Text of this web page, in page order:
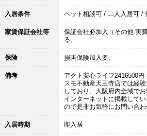
入居条件 ペット相談可 / 二人入居可 /
家賃保証会社等
保証会社必加入（その他:
る。
保険 損害保険加入要。
備考
アクト安心ライフ2416500
スモ不動産天王寺店では経
しており、大阪府内全域でお
インターネットに掲載して
ので是非お気軽にお問い合わ
入居時期 即入居